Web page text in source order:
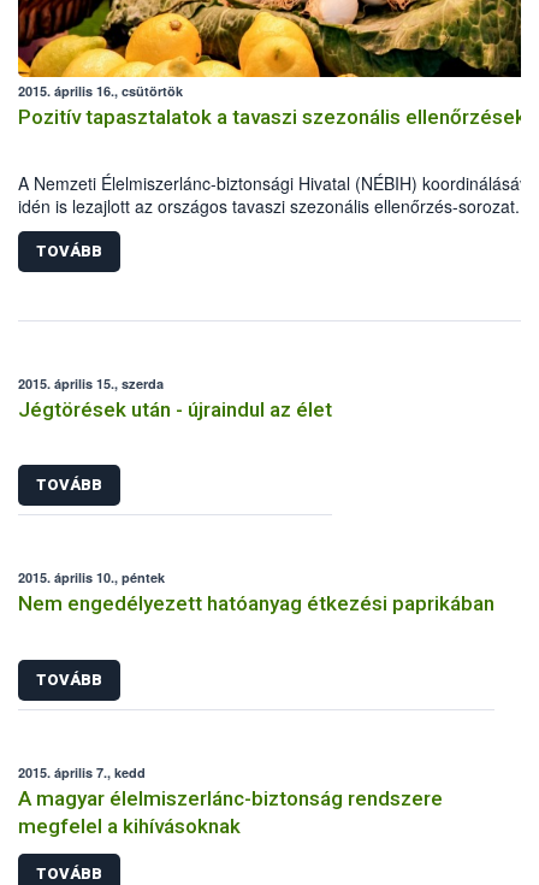
2015. április 16., csütörtök
Pozitív tapasztalatok a tavaszi szezonális
A Nemzeti Élelmiszerlánc-biztonsági Hivatal (NÉBIH)
idén is lezajlott az országos tavaszi szezonális ellenőrzés-sorozat.
élelmiszerlánc-biztonsági szakemberek szűk egy hónap alatt több
800 ellenőrzést végeztek, 69 alkalommal figyelmeztetést és
esetben bírságot szabtak ki.
TOVÁBB
2015. április 15., szerda
Jégtörések után - újraindul az élet
TOVÁBB
2015. április 10., péntek
Nem engedélyezett hatóanyag étkezési paprikában
TOVÁBB
2015. április 7., kedd
A magyar élelmiszerlánc-biztonság rendszere
megfelel a kihívásoknak
TOVÁBB